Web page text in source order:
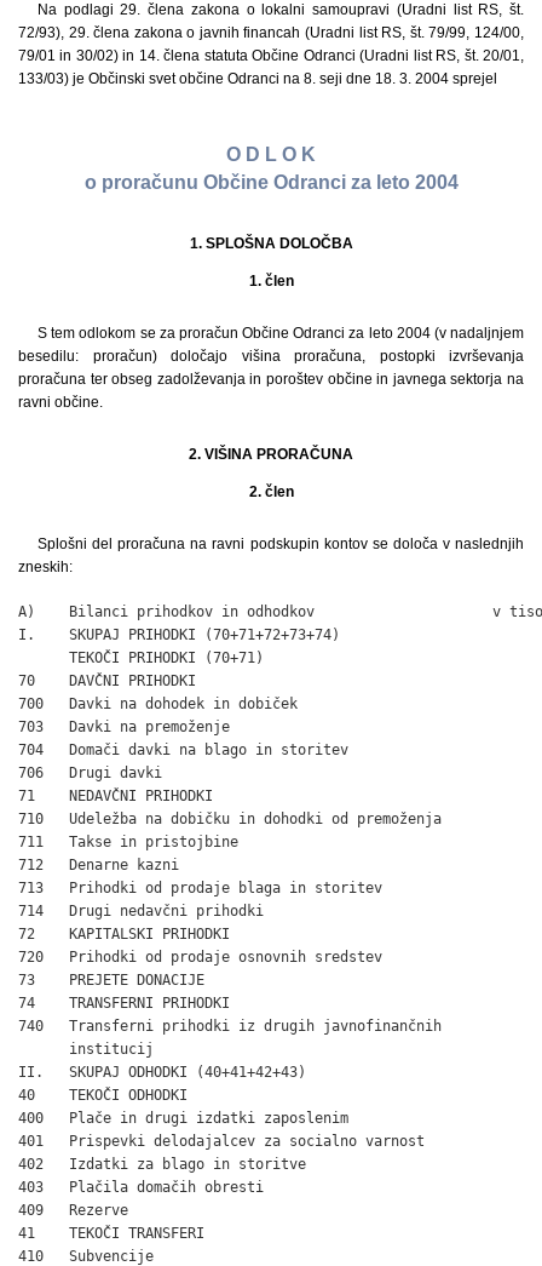
Na podlagi 29. člena zakona o lokalni samoupravi (Uradni list RS, št.
72/93), 29. člena zakona o javnih financah (Uradni list RS, št. 79/99, 124/00,
79/01 in 30/02) in 14. člena statuta Občine Odranci (Uradni list RS, št. 20/01,
133/03) je Občinski svet občine Odranci na 8. seji dne 18. 3. 2004 sprejel
O D L O K
o proračunu Občine Odranci za leto 2004
1. SPLOŠNA DOLOČBA
1. člen
S tem odlokom se za proračun Občine Odranci za leto 2004 (v nadaljnjem
besedilu: proračun) določajo višina proračuna, postopki izvrševanja
proračuna ter obseg zadolževanja in poroštev občine in javnega sektorja na
ravni občine.
2. VIŠINA PRORAČUNA
2. člen
Splošni del proračuna na ravni podskupin kontov se določa v naslednjih
zneskih:
A)    Bilanci prihodkov in odhodkov                     v
I.    SKUPAJ PRIHODKI (70+71+72+73+74)
TEKOČI PRIHODKI (70+71)
70    DAVČNI PRIHODKI
700   Davki na dohodek in dobiček
703   Davki na premoženje
704   Domači davki na blago in storitev
706   Drugi davki
71    NEDAVČNI PRIHODKI
710   Udeležba na dobičku in dohodki od premoženja
711   Takse in pristojbine
712   Denarne kazni
713   Prihodki od prodaje blaga in storitev
714   Drugi nedavčni prihodki
72    KAPITALSKI PRIHODKI
720   Prihodki od prodaje osnovnih sredstev
73    PREJETE DONACIJE
74    TRANSFERNI PRIHODKI
740   Transferni prihodki iz drugih javnofinančnih
institucij
II.   SKUPAJ ODHODKI (40+41+42+43)
40    TEKOČI ODHODKI
400   Plače in drugi izdatki zaposlenim
401   Prispevki delodajalcev za socialno varnost
402   Izdatki za blago in storitve
403   Plačila domačih obresti
409   Rezerve
41    TEKOČI TRANSFERI
410   Subvencije